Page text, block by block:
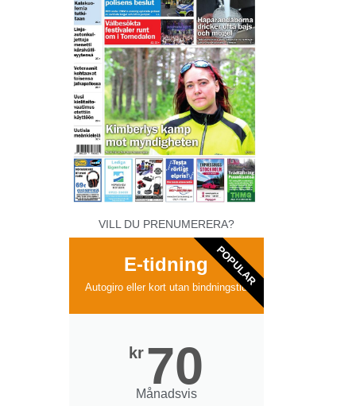
VILL DU PRENUMERERA?
E-tidning
Autogiro eller kort utan bindningstid
kr 70
Månadsvis
POPULAR